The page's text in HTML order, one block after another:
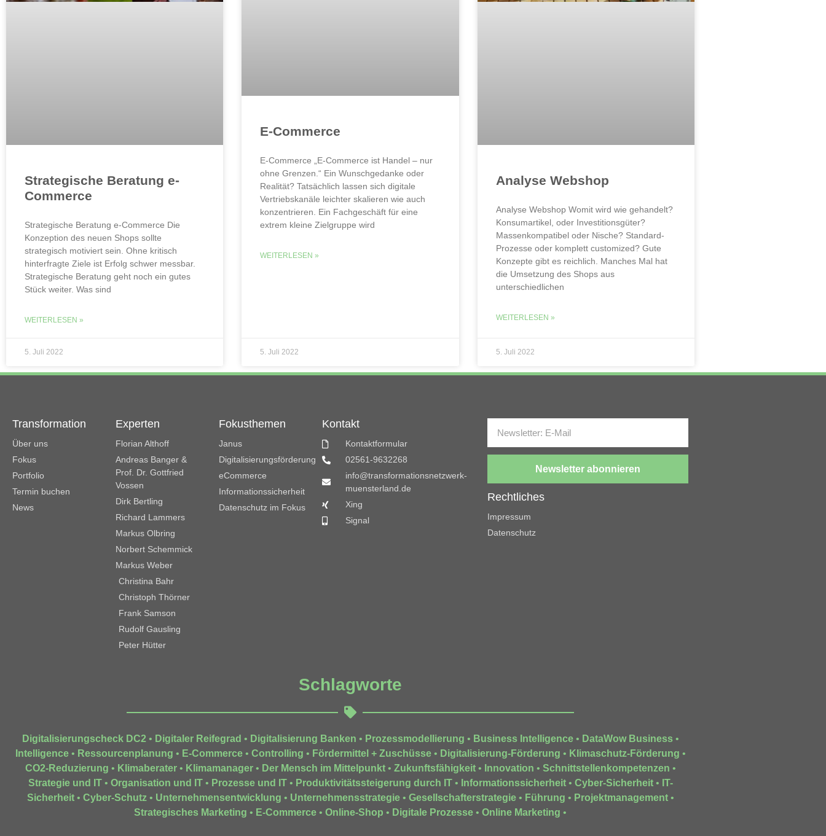
Strategische Beratung e-
Commerce
Strategische Beratung e-Commerce Die
Konzeption des neuen Shops sollte
strategisch motiviert sein. Ohne kritisch
hinterfragte Ziele ist Erfolg schwer messbar.
Strategische Beratung geht noch ein gutes
Stück weiter. Was sind
WEITERLESEN »
5. Juli 2022
E-Commerce
E-Commerce „E-Commerce ist Handel – nur
ohne Grenzen.“ Ein Wunschgedanke oder
Realität? Tatsächlich lassen sich digitale
Vertriebskanäle leichter skalieren wie auch
konzentrieren. Ein Fachgeschäft für eine
extrem kleine Zielgruppe wird
WEITERLESEN »
5. Juli 2022
Analyse Webshop
Analyse Webshop Womit wird wie gehandelt?
Konsumartikel, oder Investitionsgüter?
Massenkompatibel oder Nische? Standard-
Prozesse oder komplett customized? Gute
Konzepte gibt es reichlich. Manches Mal hat
die Umsetzung des Shops aus
unterschiedlichen
WEITERLESEN »
5. Juli 2022
Transformation
Über uns
Fokus
Portfolio
Termin buchen
News
Experten
Florian Althoff
Andreas Banger &
Prof. Dr. Gottfried
Vossen
Dirk Bertling
Richard Lammers
Markus Olbring
Norbert Schemmick
Markus Weber
Christina Bahr
Christoph Thörner
Frank Samson
Rudolf Gausling
Peter Hütter
Fokusthemen
Janus
Digitalisierungsförderung
eCommerce
Informationssicherheit
Datenschutz im Fokus
Kontakt
Kontaktformular
02561-9632268
info@transformationsnetzwerk-
muensterland.de
Xing
Signal
Newsletter abonnieren
Rechtliches
Impressum
Datenschutz
Schlagworte
Digitalisierungscheck DC2• Digitaler Reifegrad • Digitalisierung Banken • Prozessmodellierung • Business Intelligence• DataWow Business•
Intelligence• Ressourcenplanung • E-Commerce• Controlling • Fördermittel + Zuschüsse• Digitalisierung-Förderung • Klimaschutz-Förderung •
CO2-Reduzierung • Klimaberater• Klimamanager• Der Mensch im Mittelpunkt• Zukunftsfähigkeit• Innovation • Schnittstellenkompetenzen •
Strategie und IT• Organisation und IT• Prozesse und IT• Produktivitätssteigerung durch IT• Informationssicherheit• Cyber-Sicherheit• IT-
Sicherheit• Cyber-Schutz• Unternehmensentwicklung • Unternehmensstrategie• Gesellschafterstrategie• Führung • Projektmanagement•
Strategisches Marketing • E-Commerce • Online-Shop • Digitale Prozesse • Online Marketing •